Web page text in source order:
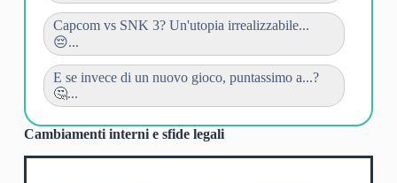
Capcom vs SNK 3? Un'utopia irrealizzabile...
😔...
E se invece di un nuovo gioco, puntassimo a...?
🤔...
Cambiamenti interni e sfide legali